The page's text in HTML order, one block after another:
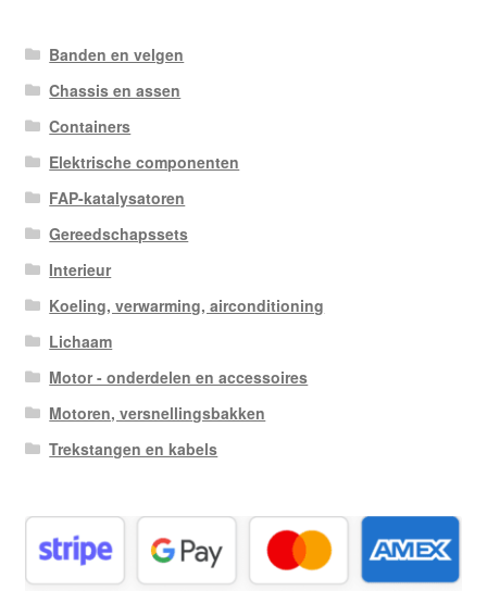
Banden en velgen
Chassis en assen
Containers
Elektrische componenten
FAP-katalysatoren
Gereedschapssets
Interieur
Koeling, verwarming, airconditioning
Lichaam
Motor - onderdelen en accessoires
Motoren, versnellingsbakken
Trekstangen en kabels